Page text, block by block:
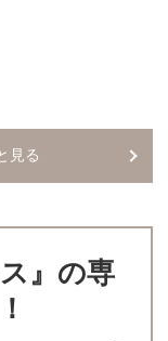
見る
』の専